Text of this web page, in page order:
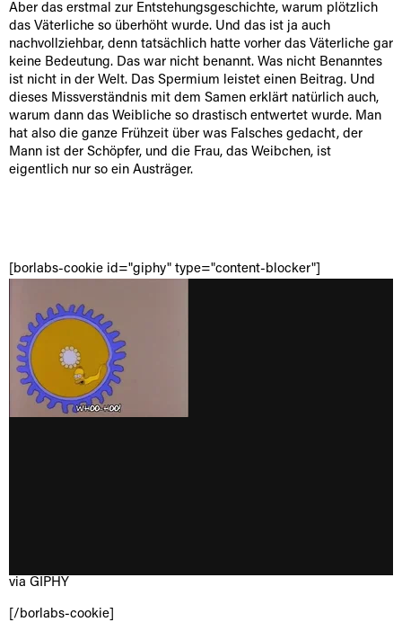
Aber das erstmal zur Entstehungsgeschichte, warum plötzlich
das Väterliche so überhöht wurde. Und das ist ja auch
nachvollziehbar, denn tatsächlich hatte vorher das Väterliche gar
keine Bedeutung. Das war nicht benannt. Was nicht Benanntes
ist nicht in der Welt. Das Spermium leistet einen Beitrag. Und
dieses Missverständnis mit dem Samen erklärt natürlich auch,
warum dann das Weibliche so drastisch entwertet wurde. Man
hat also die ganze Frühzeit über was Falsches gedacht, der
Mann ist der Schöpfer, und die Frau, das Weibchen, ist
eigentlich nur so ein Austräger.
[borlabs-cookie id="giphy" type="content-blocker"]
via GIPHY
[/borlabs-cookie]